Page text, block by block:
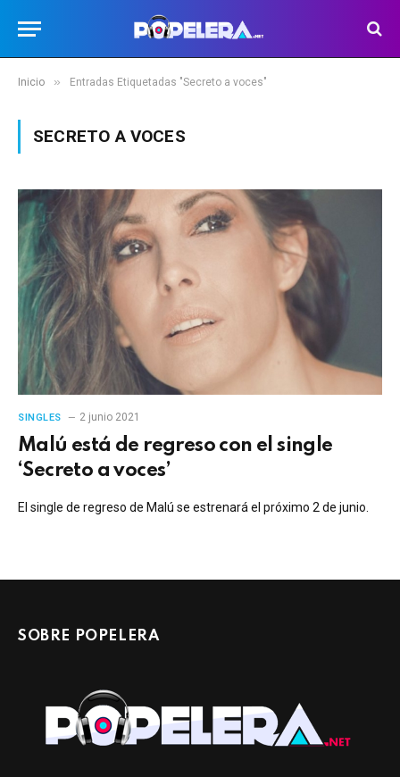
Inicio » Entradas Etiquetadas "Secreto a voces"
SECRETO A VOCES
SINGLES 2 junio 2021
Malú está de regreso con el single
‘Secreto a voces’
El single de regreso de Malú se estrenará el próximo 2 de junio.
SOBRE POPELERA